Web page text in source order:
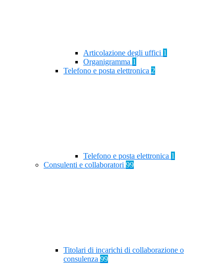
Articolazione degli uffici 1
Organigramma 1
Telefono e posta elettronica 2
Telefono e posta elettronica 1
Consulenti e collaboratori 99
Titolari di incarichi di collaborazione o
consulenza 99